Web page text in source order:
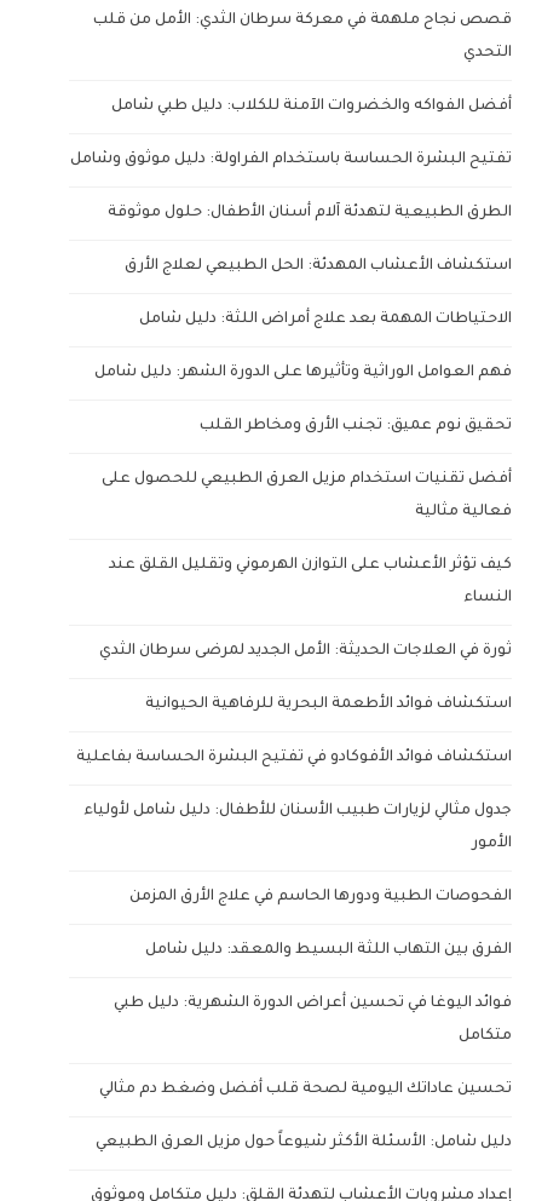
قصص نجاح ملهمة في معركة سرطان الثدي: الأمل من قلب
التحدي
أفضل الفواكه والخضروات الآمنة للكلاب: دليل طبي شامل
تفتيح البشرة الحساسة باستخدام الفراولة: دليل موثوق وشامل
الطرق الطبيعية لتهدئة آلام أسنان الأطفال: حلول موثوقة
استكشاف الأعشاب المهدئة: الحل الطبيعي لعلاج الأرق
الاحتياطات المهمة بعد علاج أمراض اللثة: دليل شامل
فهم العوامل الوراثية وتأثيرها على الدورة الشهر: دليل شامل
تحقيق نوم عميق: تجنب الأرق ومخاطر القلب
أفضل تقنيات استخدام مزيل العرق الطبيعي للحصول على
فعالية مثالية
كيف تؤثر الأعشاب على التوازن الهرموني وتقليل القلق عند
النساء
ثورة في العلاجات الحديثة: الأمل الجديد لمرضى سرطان الثدي
استكشاف فوائد الأطعمة البحرية للرفاهية الحيوانية
استكشاف فوائد الأفوكادو في تفتيح البشرة الحساسة بفاعلية
جدول مثالي لزيارات طبيب الأسنان للأطفال: دليل شامل لأولياء
الأمور
الفحوصات الطبية ودورها الحاسم في علاج الأرق المزمن
الفرق بين التهاب اللثة البسيط والمعقد: دليل شامل
فوائد اليوغا في تحسين أعراض الدورة الشهرية: دليل طبي
متكامل
تحسين عاداتك اليومية لصحة قلب أفضل وضغط دم مثالي
دليل شامل: الأسئلة الأكثر شيوعاً حول مزيل العرق الطبيعي
إعداد مشروبات الأعشاب لتهدئة القلق: دليل متكامل وموثوق